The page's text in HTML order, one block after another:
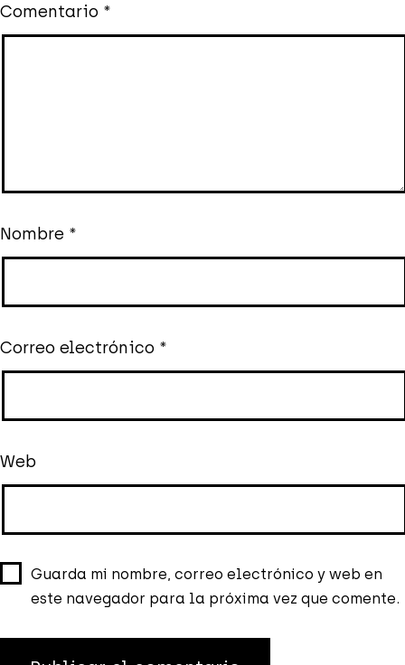
Comentario *
Nombre *
Correo electrónico *
Web
Guarda mi nombre, correo electrónico y web en
este navegador para la próxima vez que comente.